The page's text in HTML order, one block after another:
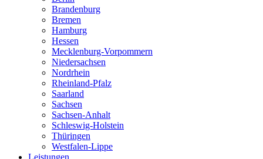
Brandenburg
Bremen
Hamburg
Hessen
Mecklenburg-Vorpommern
Niedersachsen
Nordrhein
Rheinland-Pfalz
Saarland
Sachsen
Sachsen-Anhalt
Schleswig-Holstein
Thüringen
Westfalen-Lippe
Leistungen